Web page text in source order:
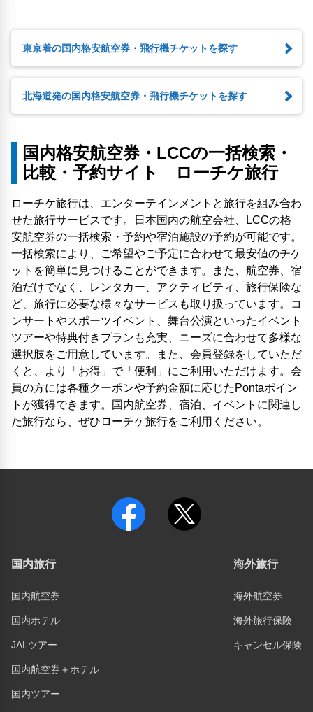
東京着の国内格安航空券・飛行機チケットを探す
北海道発の国内格安航空券・飛行機チケットを探す
国内格安航空券・LCCの一括検索・
比較・予約サイト ローチケ旅行
ローチケ旅行は、エンターテインメントと旅行を組み合わ
せた旅行サービスです。日本国内の航空会社、LCCの格
安航空券の一括検索・予約や宿泊施設の予約が可能です。
一括検索により、ご希望やご予定に合わせて最安値のチケ
ットを簡単に見つけることができます。また、航空券、宿
泊だけでなく、レンタカー、アクティビティ、旅行保険な
ど、旅行に必要な様々なサービスも取り扱っています。コ
ンサートやスポーツイベント、舞台公演といったイベント
ツアーや特典付きプランも充実、ニーズに合わせて多様な
選択肢をご用意しています。また、会員登録をしていただ
くと、より「お得」で「便利」にご利用いただけます。会
員の方には各種クーポンや予約金額に応じたPontaポイン
トが獲得できます。国内航空券、宿泊、イベントに関連し
た旅行なら、ぜひローチケ旅行をご利用ください。
国内旅行
国内航空券
国内ホテル
JALツアー
国内航空券＋ホテル
国内ツアー
海外旅行
海外航空券
海外旅行保険
キャンセル保険